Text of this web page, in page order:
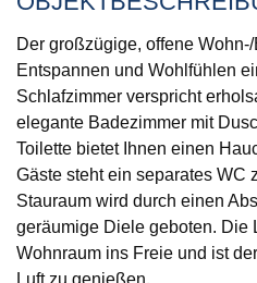
Der großzügige, offene
Entspannen und Wohlfühlen
Schlafzimmer verspricht
elegante Badezimmer mit
Toilette bietet Ihnen einen
Gäste steht ein separates WC
Stauraum wird durch einen
geräumige Diele geboten. Die
Wohnraum ins Freie und ist
Luft zu genießen.